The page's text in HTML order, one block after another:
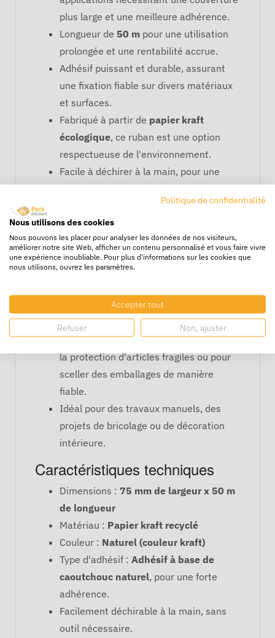
plus large et une meilleure adhérence.
Longueur de 50 m pour une utilisation
prolongée et une rentabilité accrue.
Adhésif puissant et durable, assurant
une fixation fiable sur divers matériaux
et surfaces.
Fabriqué à partir de papier kraft
écologique, ce ruban est une option
respectueuse de l'environnement.
Facile à déchirer à la main, pour une
utilisation pratique et rapide sans
besoin de ciseaux ou de découpeurs.
Applications
Emballage de cartons et colis pour une
expédition sécurisée.
légers à moyens dans les ateliers, les
bureaux ou lors de projets créatifs.
Utilisation pour la fermeture de boîtes,
la protection d'articles fragiles ou pour
sceller des emballages de manière
fiable.
Idéal pour des travaux manuels, des
projets de bricolage ou de décoration
intérieure.
Caractéristiques techniques
Dimensions : 75 mm de largeur x 50 m
de longueur
Matériau : Papier kraft recyclé
Couleur : Naturel (couleur kraft)
Type d'adhésif : Adhésif à base de
caoutchouc naturel, pour une forte
adhérence.
Facilement déchirable à la main, sans
outil nécessaire.
Politique de confidentialité
Nous utilisons des cookies
Nous pouvons les placer pour analyser les données de nos visiteurs,
améliorer notre site Web, afficher un contenu personnalisé et vous faire vivre
une expérience inoubliable. Pour plus d'informations sur les cookies que
nous utilisons, ouvrez les paramètres.
Accepter tout
Refuser Non, ajuster